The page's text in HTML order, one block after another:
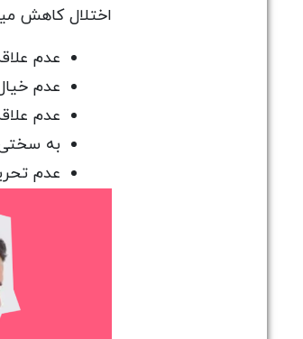
اختلال کاهش
عدم
عدم
عدم
به
عدم